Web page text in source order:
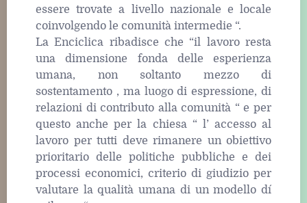
essere trovate a livello nazionale e locale
coinvolgendo le comunità intermedie “.
La Enciclica ribadisce che “il lavoro resta
una dimensione fonda delle esperienza
umana, non soltanto mezzo di
sostentamento , ma luogo di espressione, di
relazioni di contributo alla comunità “ e per
questo anche per la chiesa “ l’ accesso al
lavoro per tutti deve rimanere un obiettivo
prioritario delle politiche pubbliche e dei
processi economici, criterio di giudizio per
valutare la qualità umana di un modello dí